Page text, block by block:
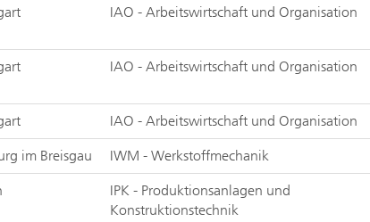
IAO - Arbeitswirtschaft und Organisation
IAO - Arbeitswirtschaft und Organisation
IAO - Arbeitswirtschaft und Organisation
im Breisgau IWM - Werkstoffmechanik
IPK - Produktionsanlagen und
Konstruktionstechnik